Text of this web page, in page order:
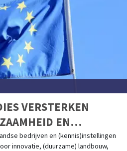
VERSTERKEN
EN
HOLLAND
bedrijven en (kennis)instellingen
innovatie, (duurzame) landbouw,